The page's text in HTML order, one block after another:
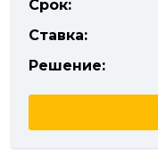
Срок:
Ставка:
Решение: